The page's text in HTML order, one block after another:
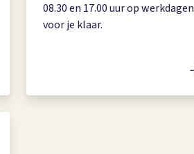
08.30 en 17.00 uur op werkdagen
voor je klaar.